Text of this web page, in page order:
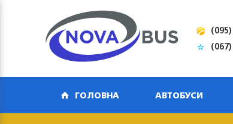
(095)
(067)
ГОЛОВНА АВТОБУСИ